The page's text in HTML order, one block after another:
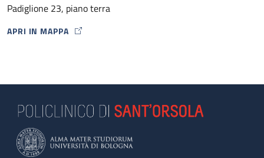
Padiglione 23, piano terra
APRI IN MAPPA
MAP ICON